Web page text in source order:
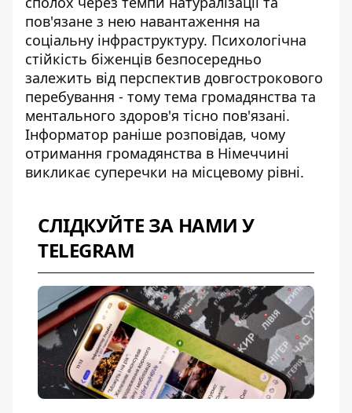
пов'язане з нею навантаження на
соціальну інфраструктуру. Психологічна
стійкість біженців безпосередньо
залежить від перспектив довгострокового
перебування - тому тема громадянства та
ментального здоров'я тісно пов'язані.
Інформатор раніше розповідав, чому
отримання громадянства в Німеччині
викликає суперечки на місцевому рівні.
СЛІДКУЙТЕ ЗА НАМИ У
TELEGRAM